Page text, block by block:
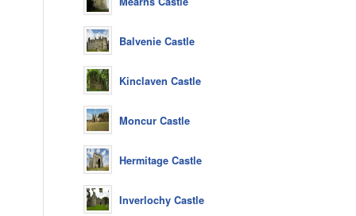
Balvenie Castle
Kinclaven Castle
Moncur Castle
Hermitage Castle
Inverlochy Castle